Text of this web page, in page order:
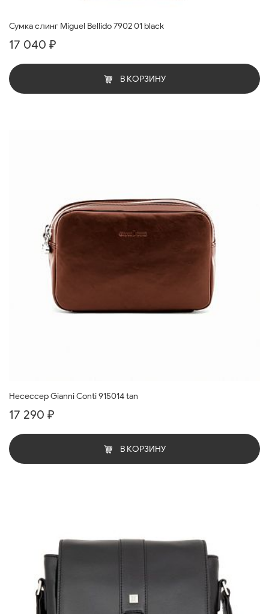
Сумка слинг Miguel Bellido 7902 01 black
17 040 ₽
В КОРЗИНУ
Несессер Gianni Conti 915014 tan
17 290 ₽
В КОРЗИНУ